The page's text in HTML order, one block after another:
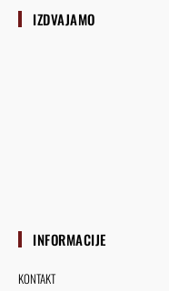
IZDVAJAMO
INFORMACIJE
KONTAKT